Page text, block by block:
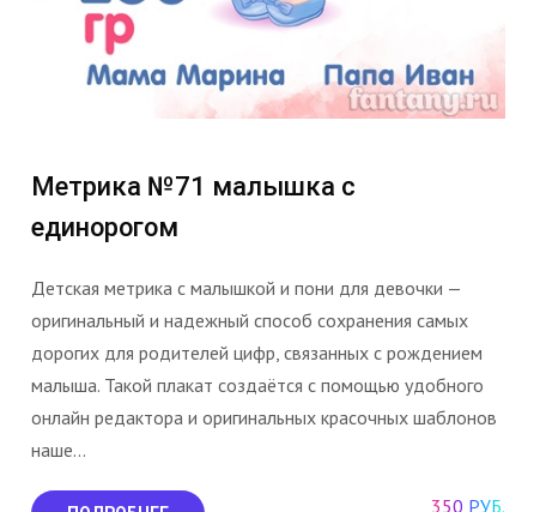
Метрика №71 малышка с
единорогом
Детская метрика с малышкой и пони для девочки —
оригинальный и надежный способ сохранения самых
дорогих для родителей цифр, связанных с рождением
малыша. Такой плакат создаётся с помощью удобного
онлайн редактора и оригинальных красочных шаблонов
наше...
350 РУБ.